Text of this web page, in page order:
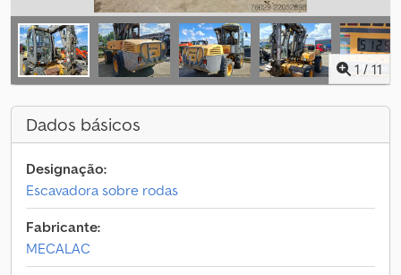
1 / 11
Dados básicos
Designação:
Escavadora sobre rodas
Fabricante:
MECALAC